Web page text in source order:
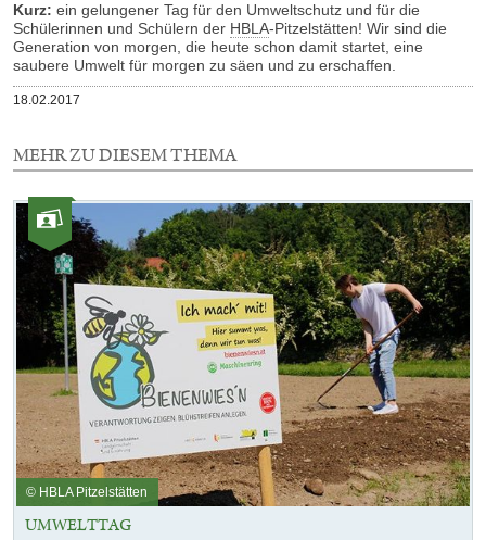
Kurz: ein gelungener Tag für den Umweltschutz und für die
Schülerinnen und Schülern der HBLA-Pitzelstätten! Wir sind die
Generation von morgen, die heute schon damit startet, eine
saubere Umwelt für morgen zu säen und zu erschaffen.
Veröffentlicht
18.02.2017
MEHR ZU DIESEM THEMA
Element
dieser
Auswahl
Kategorie:
Fotos
© HBLA Pitzelstätten
UMWELTTAG